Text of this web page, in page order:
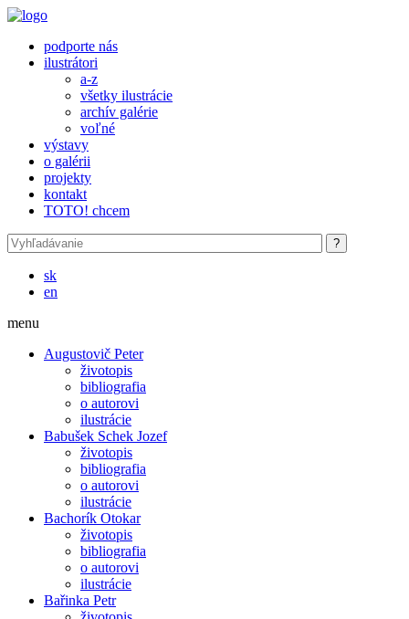
Skočiť na hlavný obsah
podporte nás
ilustrátori
a-z
všetky ilustrácie
archív galérie
voľné
výstavy
o galérii
projekty
kontakt
TOTO! chcem
sk
en
menu
Augustovič Peter
životopis
bibliografia
o autorovi
ilustrácie
Babušek Schek Jozef
životopis
bibliografia
o autorovi
ilustrácie
Bachorík Otokar
životopis
bibliografia
o autorovi
ilustrácie
Bařinka Petr